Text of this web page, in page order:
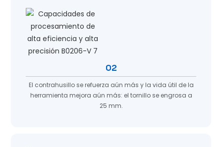
02
El contrahusillo se refuerza aún más y la vida útil de la
herramienta mejora aún más: el tornillo se engrosa a
25 mm.